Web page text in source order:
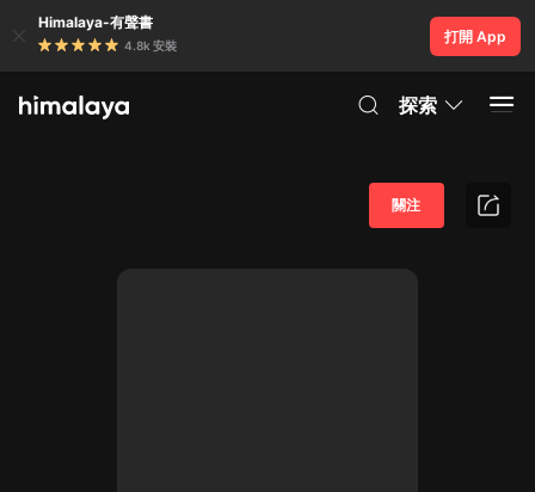
Himalaya-有聲書
4.8k 安裝
打開 App
探索
關注